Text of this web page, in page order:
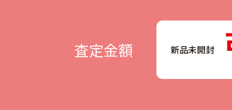
査定金額 新品未開封